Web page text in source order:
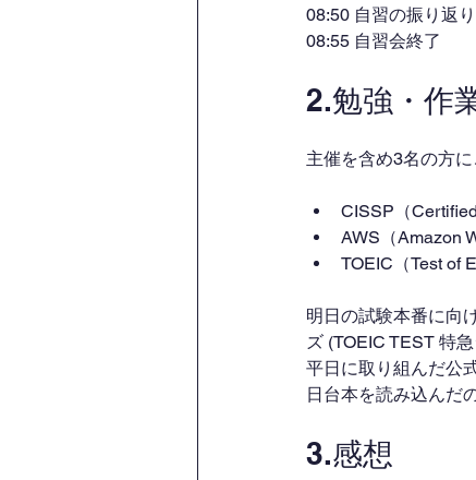
08:50 自習の振り返り
08:55 自習会終了
2.勉強・作
主催を含め3名の方
CISSP（
AWS（Amazon
TOEIC（Test of
明日の試験本番に向
ズ (TOEIC TEST 特
平日に取り組んだ公
日台本を読み込んだ
3.感想